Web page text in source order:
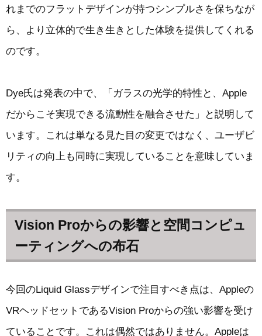
れまでのフラットデザインが持つシンプルさを保ちなが
ら、より立体的で生き生きとした体験を提供してくれる
のです。
Dye氏は発表の中で、「ガラスの光学的特性と、Apple
だからこそ実現できる流動性を融合させた」と説明して
います。これは単なる見た目の変更ではなく、ユーザビ
リティの向上も同時に実現していることを意味していま
す。
Vision Proからの影響と空間コンピュ
ーティングへの布石
今回のLiquid Glassデザインで注目すべき点は、Appleの
VRヘッドセットであるVision Proからの強い影響を受け
ていることです。これは偶然ではありません。Appleは